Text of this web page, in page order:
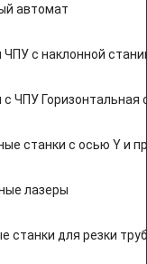
автомат
ЧПУ c наклонной
с ЧПУ Горизонтальная
станки с осью Y и
лазеры
станки для резки